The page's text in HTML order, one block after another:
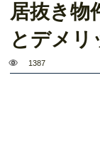
居抜き物
とデメリ
1387